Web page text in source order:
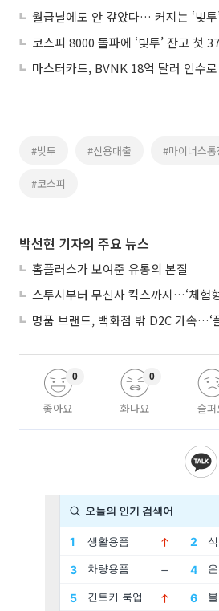
월급날에도 안 갚았다… 커지는 ‘빚투
#빚투 #신용대출 #마이너스
#코스피
박선현 기자의 주요 뉴스
홈플러스가 보여준 유통의 본질
좋아요
0
화나요
0
슬